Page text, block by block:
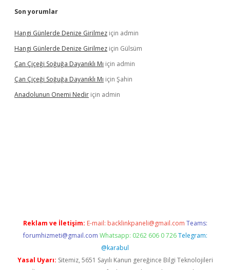
Son yorumlar
Hangi Günlerde Denize Girilmez için admin
Hangi Günlerde Denize Girilmez için Gülsüm
Çan Çiçeği Soğuğa Dayanıklı Mı için admin
Çan Çiçeği Soğuğa Dayanıklı Mı için Şahin
Anadolunun Onemi Nedir için admin
Reklam ve İletişim: E-mail: backlinkpaneli@gmail.com Teams:
forumhizmeti@gmail.com Whatsapp: 0262 606 0 726 Telegram:
@karabul
Yasal Uyarı: Sitemiz, 5651 Sayılı Kanun gereğince Bilgi Teknolojileri